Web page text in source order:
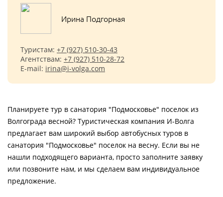
Ирина Подгорная
Туристам: +7 (927) 510-30-43
Агентствам: +7 (927) 510-28-72
E-mail: irina@i-volga.com
Планируете тур в санатория "Подмосковье" поселок из
Волгограда весной? Туристическая компания И-Волга
предлагает вам широкий выбор автобусных туров в
санатория "Подмосковье" поселок на весну. Если вы не
нашли подходящего варианта, просто заполните заявку
или позвоните нам, и мы сделаем вам индивидуальное
предложение.